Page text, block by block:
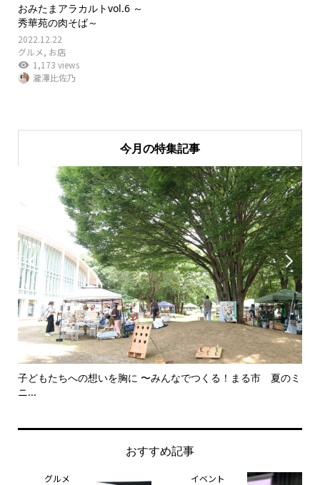
おみたまアラカルトvol.6 ～
秀華苑の肉そば～
2022.12.22
グルメ, お店
1,173 views
瀧澤比佐乃
今月の特集記事

子どもたちへの想いを胸に 〜みんなでつくる！まる市 夏のミ
ニ...

おすすめ記事
グルメ イベント